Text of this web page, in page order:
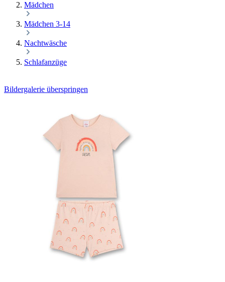
Mädchen
Mädchen 3-14
Nachtwäsche
Schlafanzüge
Bildergalerie überspringen